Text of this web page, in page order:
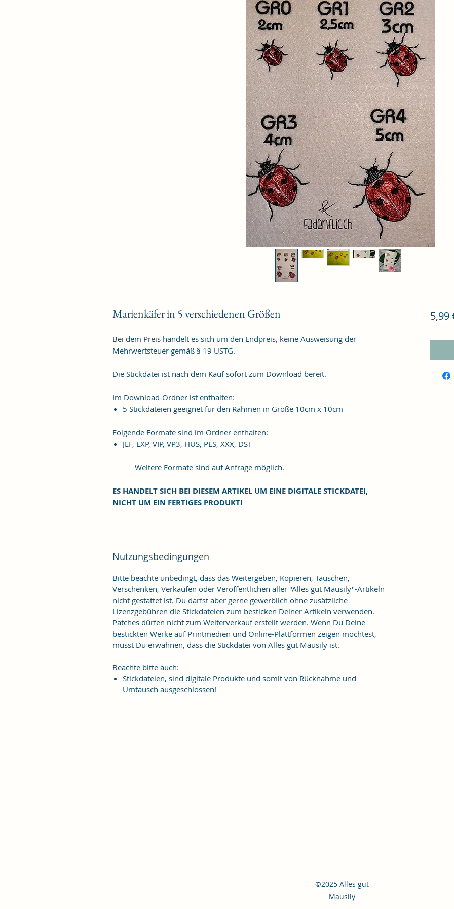
Marienkäfer in 5 verschiedenen Größen
Bei dem Preis handelt es sich um den Endpreis, keine Ausweisung der
Mehrwertsteuer gemäß § 19 USTG.
Die Stickdatei ist nach dem Kauf sofort zum Download bereit.
Im Download-Ordner ist enthalten:
5 Stickdateien geeignet für den Rahmen in Größe 10cm x 10cm
Folgende Formate sind im Ordner enthalten:
JEF, EXP, VIP, VP3, HUS, PES, XXX, DST
Weitere Formate sind auf Anfrage möglich.
ES HANDELT SICH BEI DIESEM ARTIKEL UM EINE DIGITALE STICKDATEI,
NICHT UM EIN FERTIGES PRODUKT!
Nutzungsbedingungen
Bitte beachte unbedingt, dass das Weitergeben, Kopieren, Tauschen,
Verschenken, Verkaufen oder Veröffentlichen aller "Alles gut Mausily"-Artikeln
nicht gestattet ist. Du darfst aber gerne gewerblich ohne zusätzliche
Lizenzgebühren die Stickdateien zum besticken Deiner Artikeln verwenden.
Patches dürfen nicht zum Weiterverkauf erstellt werden. Wenn Du Deine
bestickten Werke auf Printmedien und Online-Plattformen zeigen möchtest,
musst Du erwähnen, dass die Stickdatei von Alles gut Mausily ist.
Beachte bitte auch:
Stickdateien, sind digitale Produkte und somit von Rücknahme und
Umtausch ausgeschlossen!
5,99
©2025 Alles gut
Mausily